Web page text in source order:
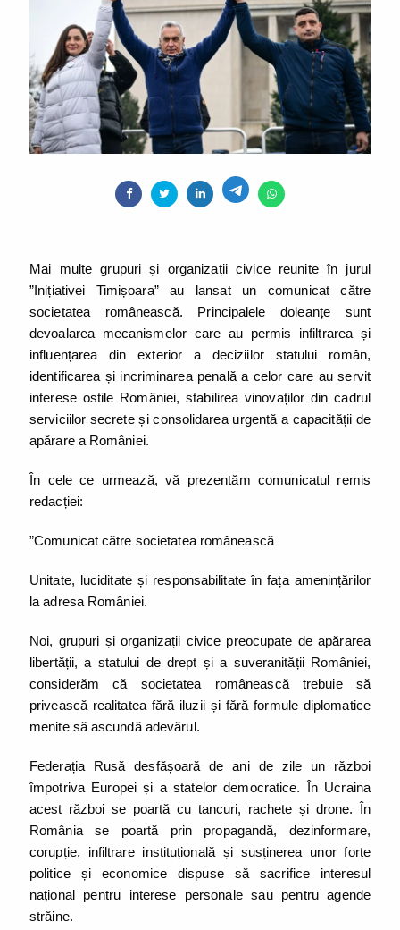
Mai multe grupuri și organizații civice reunite în jurul
”Inițiativei Timișoara” au lansat un comunicat către
societatea românească. Principalele doleanțe sunt
devoalarea mecanismelor care au permis infiltrarea și
influențarea din exterior a deciziilor statului român,
identificarea și incriminarea penală a celor care au servit
interese ostile României, stabilirea vinovaților din cadrul
serviciilor secrete și consolidarea urgentă a capacității de
apărare a României.
În cele ce urmează, vă prezentăm comunicatul remis
redacției:
”Comunicat către societatea românească
Unitate, luciditate și responsabilitate în fața amenințărilor
la adresa României.
Noi, grupuri și organizații civice preocupate de apărarea
libertății, a statului de drept și a suveranității României,
considerăm că societatea românească trebuie să
privească realitatea fără iluzii și fără formule diplomatice
menite să ascundă adevărul.
Federația Rusă desfășoară de ani de zile un război
împotriva Europei și a statelor democratice. În Ucraina
acest război se poartă cu tancuri, rachete și drone. În
România se poartă prin propagandă, dezinformare,
corupție, infiltrare instituțională și susținerea unor forțe
politice și economice dispuse să sacrifice interesul
național pentru interese personale sau pentru agende
străine.